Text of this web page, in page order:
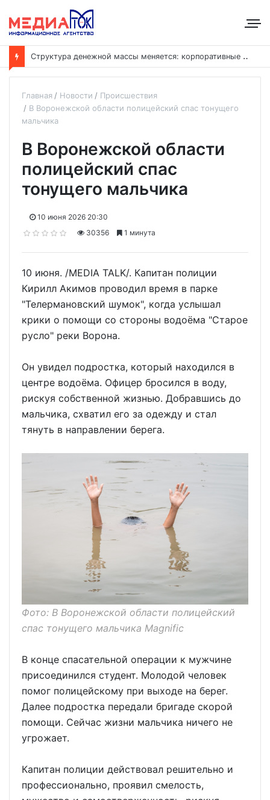
С
труктура денежной массы меняется: корпоративные депозиты обогнали вклады населения
Главная Новости
Происшествия
В Воронежской области полицейский спас тонущего
мальчика
В Воронежской области
полицейский спас
тонущего мальчика
10 июня 2026 20:30
30356
1 минута
10 июня. /MEDIA TALK/. Капитан полиции
Кирилл Акимов проводил время в парке
"Телермановский шумок", когда услышал
крики о помощи со стороны водоёма "Старое
русло" реки Ворона.
Он увидел подростка, который находился в
центре водоёма. Офицер бросился в воду,
рискуя собственной жизнью. Добравшись до
мальчика, схватил его за одежду и стал
тянуть в направлении берега.
Фото: В Воронежской области полицейский
спас тонущего мальчика Magnific
В конце спасательной операции к мужчине
присоединился студент. Молодой человек
помог полицейскому при выходе на берег.
Далее подростка передали бригаде скорой
помощи. Сейчас жизни мальчика ничего не
угрожает.
Капитан полиции действовал решительно и
профессионально, проявил смелость,